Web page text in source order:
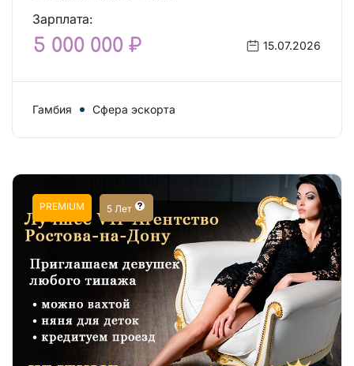
Зарплата:
5 000 000 ₽ 15.07.2026
Гамбия Сфера эскорта
PREMIUM 5 Лет